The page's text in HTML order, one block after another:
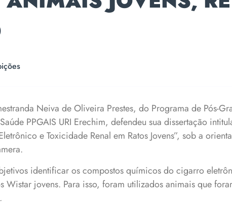
Neiva de Oliveira Prestes, do Programa de Pós-
PPGAIS URI Erechim, defendeu sua dissertação
e Toxicidade Renal em Ratos Jovens”, sob a
identificar os compostos químicos do cigarro
Wistar jovens. Para isso, foram utilizados animais que